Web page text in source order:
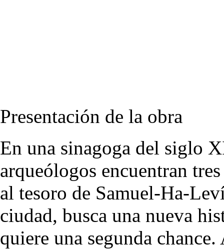
Presentación de la obra
En una sinagoga del siglo
arqueólogos encuentran
al tesoro de Samuel-Ha-
ciudad, busca una nueva
quiere una segunda